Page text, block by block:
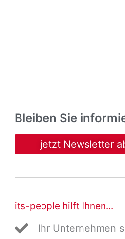
Bleiben Sie
jetzt Newsletter
its-people hilft Ihnen...
Ihr Unternehmen